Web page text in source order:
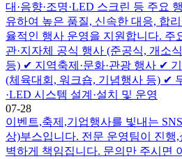
대·음향·조명·LED 스크린 등 주요
유하여 높은 품질, 신속한 대응, 합
율적인 행사 운영을 지원합니다. 주
관·지자체 공식 행사 (준공식, 개소
등) ✔ 지역축제·문화·관광 행사 ✔
(체육대회, 워크숍, 기념행사 등) ✔
·LED 시스템 설계·설치 및 운영
07-28
이벤트,축제,기업행사를 빛내는
상)부스입니다. 전문 운영팀이 진행
벽하게 책임집니다. 문의만 주시면